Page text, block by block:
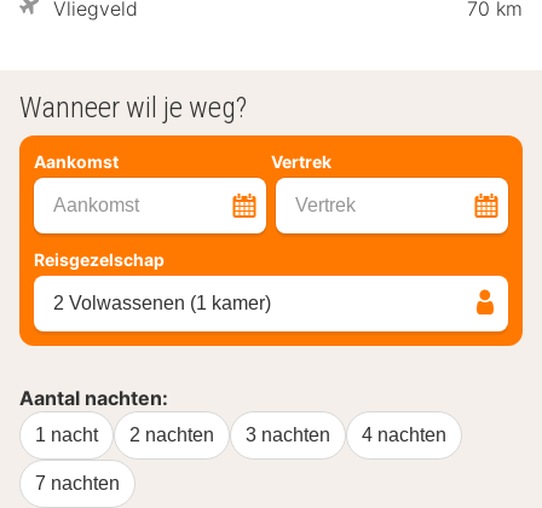
Vliegveld
70 km
Wanneer wil je weg?
Aankomst Vertrek
Aankomst Vertrek
Reisgezelschap
2 Volwassenen (1 kamer)
Aantal nachten:
1 nacht 2 nachten 3 nachten 4 nachten
7 nachten